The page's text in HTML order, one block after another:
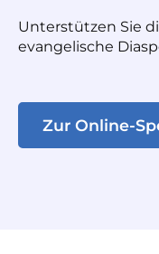
Unterstützen Sie
evangelische
Zur Online-